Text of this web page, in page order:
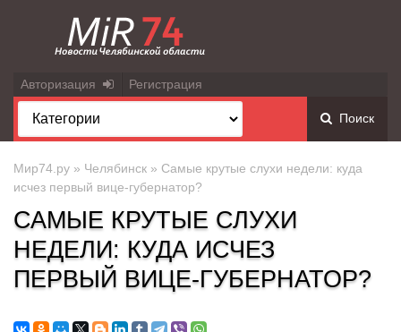
Авторизация Регистрация
Поиск
Мир74.ру » Челябинск » Самые крутые слухи недели: куда
исчез первый вице-губернатор?
САМЫЕ КРУТЫЕ СЛУХИ
НЕДЕЛИ: КУДА ИСЧЕЗ
ПЕРВЫЙ ВИЦЕ-ГУБЕРНАТОР?